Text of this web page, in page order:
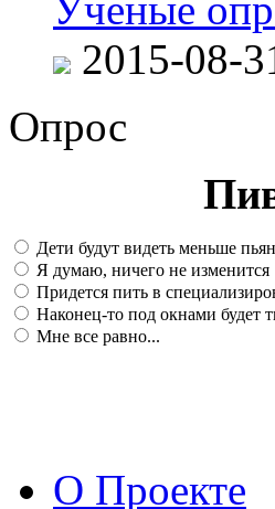
2015-08-
Опрос
Дети будут видеть меньше
Я думаю, ничего не изменится
Придется пить в
Наконец-то под окнами будет
Мне все равно...
О Проекте